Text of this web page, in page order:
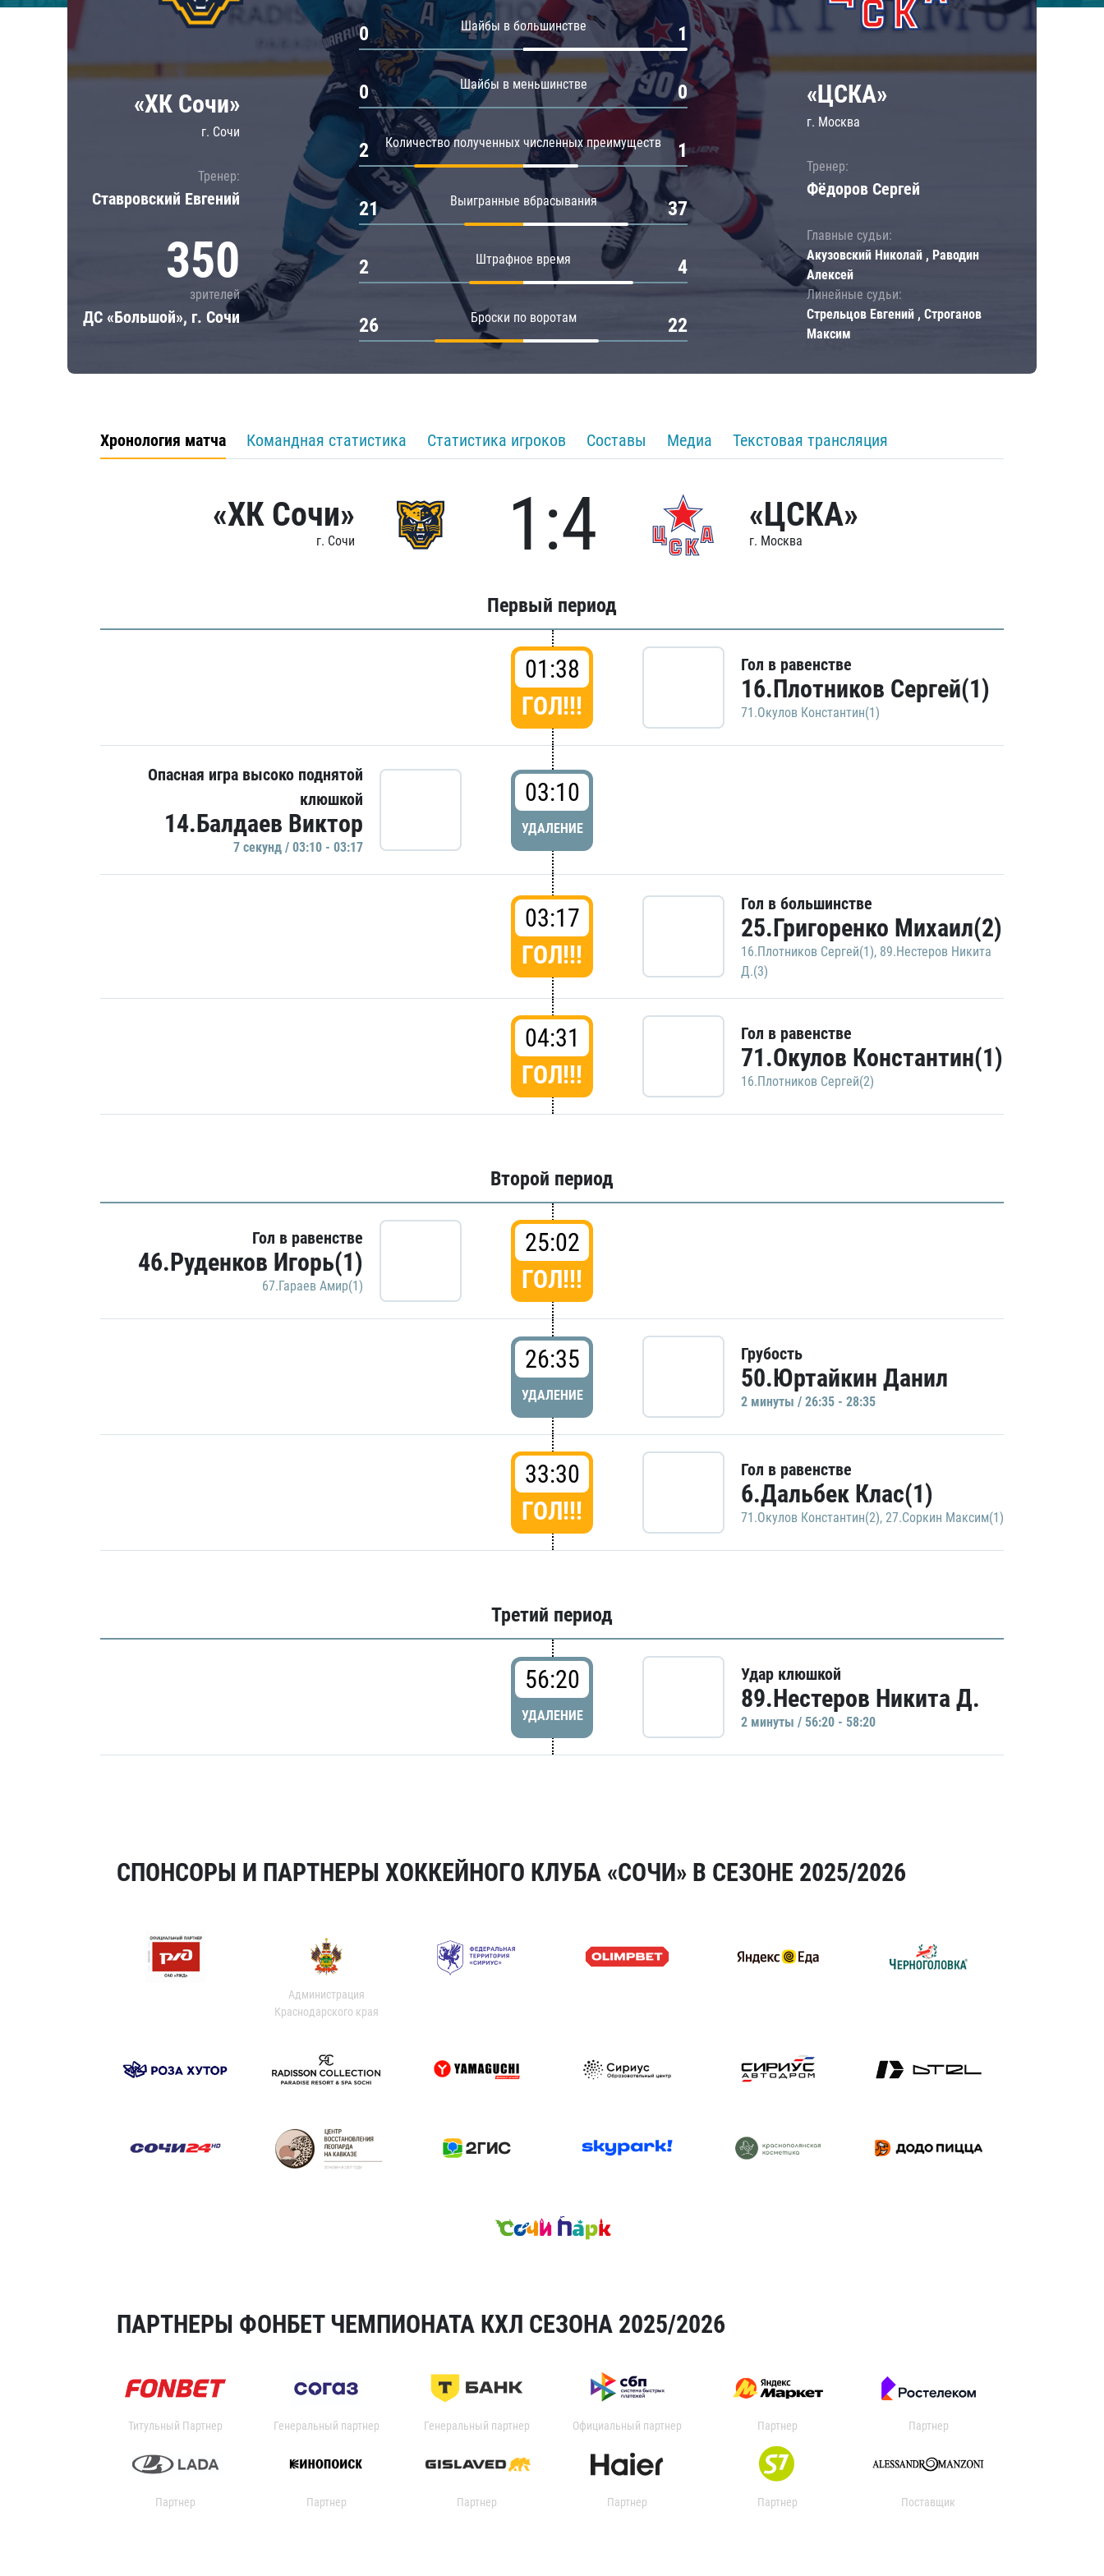
Локомотив
ЦСКА
Шанхайские Драконы
Амур
Барыс
Салават Юлаев
«ХК Сочи»
г. Сочи
Тренер:
Ставровский Евгений
350
зрителей
ДС «Большой», г. Сочи
Шайбы в большинстве
0 1
Шайбы в меньшинстве
0 0
Количество полученных численных преимуществ
2 1
Выигранные вбрасывания
21 37
Штрафное время
2 4
Броски по воротам
26 22
«ЦСКА»
г. Москва
Тренер:
Фёдоров Сергей
Главные судьи:
Акузовский Николай , Раводин
Алексей
Линейные судьи:
Стрельцов Евгений , Строганов
Максим
Хронология матча Командная статистика Статистика игроков Составы Медиа Текстовая трансляция
«ХК Сочи»
г. Сочи 1:4 «ЦСКА»
г. Москва
Первый период
01:38
ГОЛ!!!
Гол в равенстве
16.Плотников Сергей(1)
71.Окулов Константин(1)
Опасная игра высоко поднятой
клюшкой
14.Балдаев Виктор
7 секунд / 03:10 - 03:17
03:10
УДАЛЕНИЕ
03:17
ГОЛ!!!
Гол в большинстве
25.Григоренко Михаил(2)
16.Плотников Сергей(1), 89.Нестеров Никита
Д.(3)
04:31
ГОЛ!!!
Гол в равенстве
71.Окулов Константин(1)
16.Плотников Сергей(2)
Второй период
Гол в равенстве
46.Руденков Игорь(1)
67.Гараев Амир(1)
25:02
ГОЛ!!!
26:35
УДАЛЕНИЕ
Грубость
50.Юртайкин Данил
2 минуты / 26:35 - 28:35
33:30
ГОЛ!!!
Гол в равенстве
6.Дальбек Клас(1)
71.Окулов Константин(2), 27.Соркин Максим(1)
Третий период
56:20
УДАЛЕНИЕ
Удар клюшкой
89.Нестеров Никита Д.
2 минуты / 56:20 - 58:20
СПОНСОРЫ И ПАРТНЕРЫ ХОККЕЙНОГО КЛУБА «СОЧИ» В СЕЗОНЕ 2025/2026
Администрация
Краснодарского края
ПАРТНЕРЫ ФОНБЕТ ЧЕМПИОНАТА КХЛ СЕЗОНА 2025/2026
Титульный Партнер Генеральный партнер Генеральный партнер Официальный партнер Партнер Партнер
Партнер Партнер Партнер Партнер Партнер Поставщик